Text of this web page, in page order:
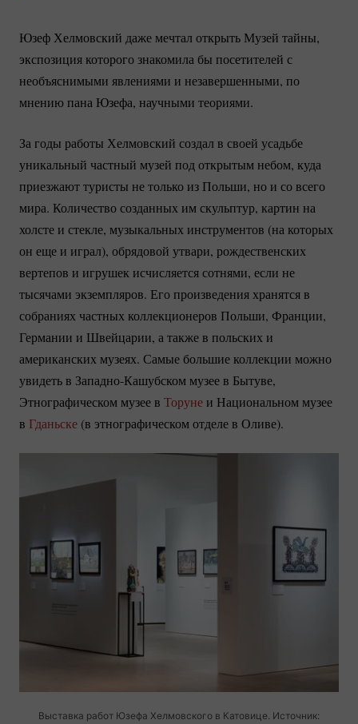
Юзеф Хелмовский даже мечтал открыть Музей тайны,
экспозиция которого знакомила бы посетителей с
необъяснимыми явлениями и незавершенными, по
мнению пана Юзефа, научными теориями.
За годы работы Хелмовский создал в своей усадьбе
уникальный частный музей под открытым небом, куда
приезжают туристы не только из Польши, но и со всего
мира. Количество созданных им скульптур, картин на
холсте и стекле, музыкальных инструментов (на которых
он еще и играл), обрядовой утвари, рождественских
вертепов и игрушек исчисляется сотнями, если не
тысячами экземпляров. Его произведения хранятся в
собраниях частных коллекционеров Польши, Франции,
Германии и Швейцарии, а также в польских и
американских музеях. Самые большие коллекции можно
увидеть в Западно-Кашубском музее в Бытуве,
Этнографическом музее в Торунеи Национальном музее
в Гданьске (в этнографическом отделе в Оливе).
Выставка работ Юзефа Хелмовского в Катовице. Источник: